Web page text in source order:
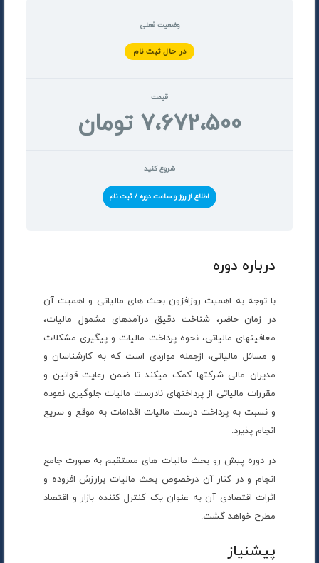
وضعیت فعلی
در حال ثبت نام
قیمت
7،672،500 تومان
شروع کنید
اطلاع از روز و ساعت دوره / ثبت نام
درباره دوره
با توجه به اهمیت روزافزون بحث های مالیاتی و اهمیت آن
در زمان حاضر، شناخت دقیق درآمدهای مشمول مالیات،
معافیتهای مالیاتی، نحوه پرداخت مالیات و پیگیری مشکلات
و مسائل مالیاتی، ازجمله مواردی است که به کارشناسان و
مدیران مالی شرکتها کمک میکند تا ضمن رعایت قوانین و
مقررات مالیاتی از پرداختهای نادرست مالیات جلوگیری نموده
و نسبت به پرداخت درست مالیات اقدامات به موقع و سریع
انجام پذیرد.
در دوره پیش رو بحث مالیات های مستقیم به صورت جامع
انجام و در کنار آن درخصوص بحث مالیات برارزش افزوده و
اثرات اقتصادی آن به عنوان یک کنترل کننده بازار و اقتصاد
مطرح خواهد گشت.
پیشنیاز